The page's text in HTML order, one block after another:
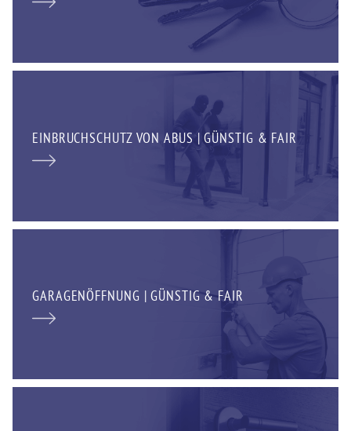
EINBRUCHSCHUTZ VON ABUS | GÜNSTIG & FAIR
GARAGENÖFFNUNG | GÜNSTIG & FAIR